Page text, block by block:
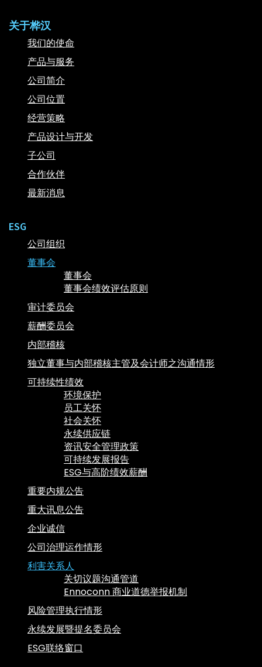
关于桦汉
我们的使命
产品与服务
公司简介
公司位置
经营策略
产品设计与开发
子公司
合作伙伴
最新消息
ESG
公司组织
董事会
董事会
董事会绩效评估原则
审计委员会
薪酬委员会
内部稽核
独立董事与内部稽核主管及会计师之沟通情形
可持续性绩效
环境保护
员工关怀
社会关怀
永续供应链
资讯安全管理政策
可持续发展报告
ESG与高阶绩效薪酬
重要内规公告
重大讯息公告
企业诚信
公司治理运作情形
利害关系人
关切议题沟通管道
Ennoconn 商业道德举报机制
风险管理执行情形
永续发展暨提名委员会
ESG联络窗口